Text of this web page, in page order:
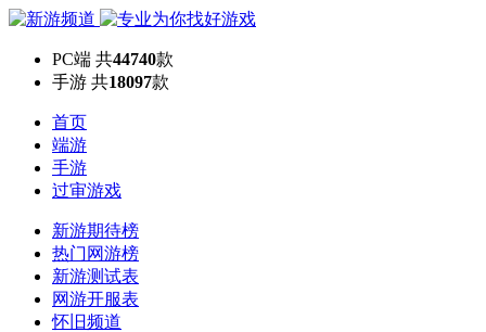
PC端 共44740款
手游 共18097款
首页
端游
手游
过审游戏
新游期待榜
热门网游榜
新游测试表
网游开服表
怀旧频道